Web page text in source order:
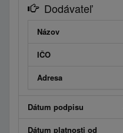
Dodávateľ
Názov
IČO
Adresa
Dátum podpisu
Dátum platnosti od